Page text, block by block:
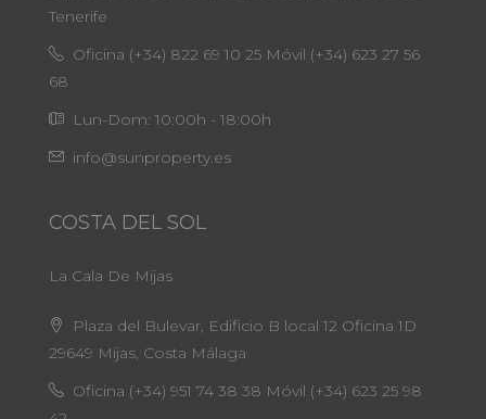
Tenerife
Oficina (+34) 822 69 10 25 Móvil (+34) 623 27 56
68
Lun-Dom: 10:00h - 18:00h
info@sunproperty.es
COSTA DEL SOL
La Cala De Mijas
Plaza del Bulevar, Edificio B local 12 Oficina 1D
29649 Mijas, Costa Málaga
Oficina (+34) 951 74 38 38 Móvil (+34) 623 25 98